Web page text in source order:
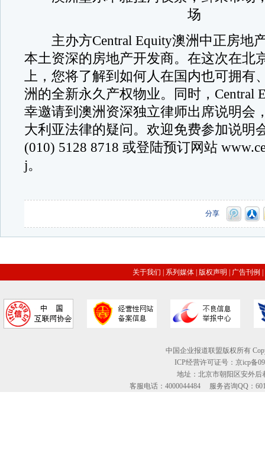
场
主办方Central Equity澳洲中正房地
本土资深的房地产开发商。在这次在北
上，您将了解到如何人在国内也可拥有
洲的全新永久产权物业。同时，Central
幸邀请到澳洲资深独立律师出席说明会
大利亚法律的疑问。欢迎免费参加说明
(010) 5128 8718 或登陆预订网站
j。
分享
关于我们 系列媒体 版权声明 广告刊例
中国企业报道联盟版权所有
ICP经营许可证号：京icp备
地址：北京市朝阳区安外后
客服电话：4000044484 服务咨询QQ：